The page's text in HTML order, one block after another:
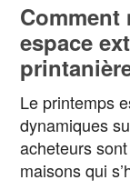
Comment
espace
Le printemps
dynamiques
acheteurs
maisons qui